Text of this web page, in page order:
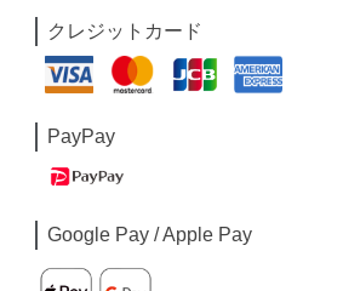
クレジットカード
PayPay
Google Pay / Apple Pay